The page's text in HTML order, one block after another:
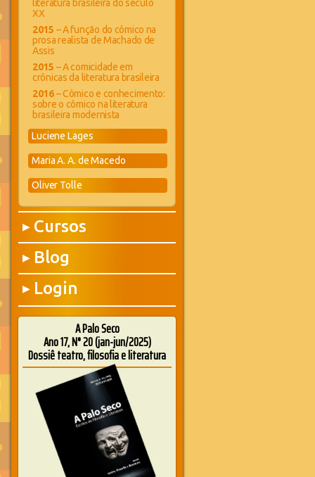
literatura brasileira do século
XX
2015 – A função do cômico na
prosa realista de Machado de
Assis
2015 – A comicidade em
crônicas da literatura brasileira
2016– Cômico e conhecimento:
sobre o cômico na literatura
brasileira modernista
Luciene Lages
Maria A. A. de Macedo
Oliver Tolle
▶ Cursos
▶ Blog
▶ Login
A Palo Seco
Ano 17, N° 20 (jan-jun/2025)
Dossiê teatro, filosofia e literatura